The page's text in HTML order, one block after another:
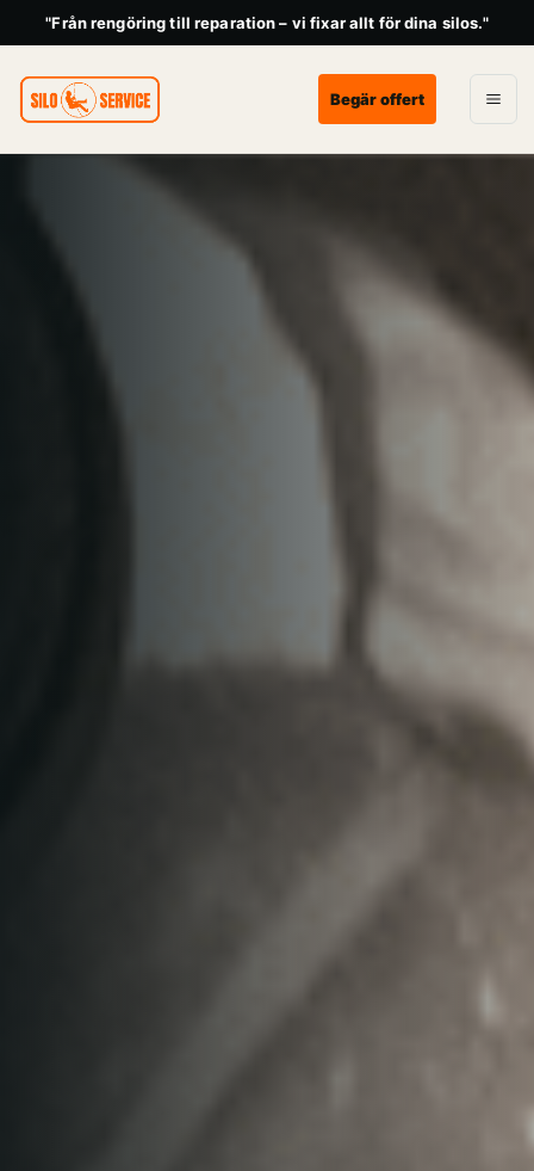
"Från rengöring till reparation – vi fixar allt för dina silos."
Begär offert